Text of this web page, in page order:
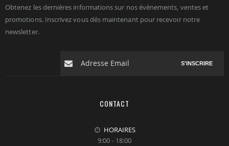
Obtenez les dernières informations sur nos événements, ventes et
promotions. Inscrivez vous dés maintenant pour recevoir notre
newsletter.
S'INSCRIRE
CONTACT
HORAIRES
9:00 - 18:00